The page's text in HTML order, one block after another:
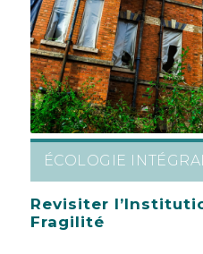
ÉCOLOGIE
Revisiter
Fragilité